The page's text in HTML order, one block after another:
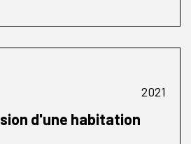
2021
d'une habitation